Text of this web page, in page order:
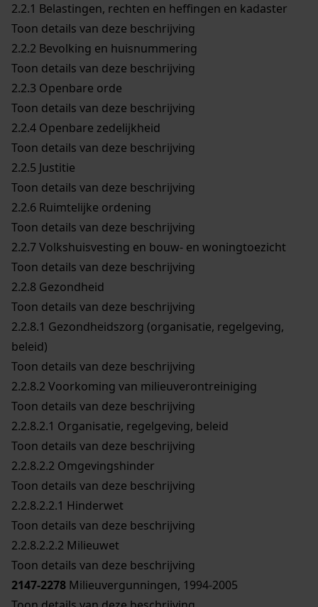
2.2.1 Belastingen, rechten en heffingen en kadaster
Toon details van deze beschrijving
2.2.2 Bevolking en huisnummering
Toon details van deze beschrijving
2.2.3 Openbare orde
Toon details van deze beschrijving
2.2.4 Openbare zedelijkheid
Toon details van deze beschrijving
2.2.5 Justitie
Toon details van deze beschrijving
2.2.6 Ruimtelijke ordening
Toon details van deze beschrijving
2.2.7Volkshuisvesting en bouw- en woningtoezicht
Toon details van deze beschrijving
2.2.8 Gezondheid
Toon details van deze beschrijving
2.2.8.1 Gezondheidszorg (organisatie, regelgeving,
beleid)
Toon details van deze beschrijving
2.2.8.2 Voorkoming van milieuverontreiniging
Toon details van deze beschrijving
2.2.8.2.1 Organisatie, regelgeving, beleid
Toon details van deze beschrijving
2.2.8.2.2 Omgevingshinder
Toon details van deze beschrijving
2.2.8.2.2.1 Hinderwet
Toon details van deze beschrijving
2.2.8.2.2.2 Milieuwet
Toon details van deze beschrijving
2147-2278 Milieuvergunningen, 1994-2005